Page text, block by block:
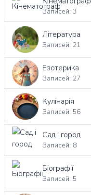
Записей: 3
Література
Записей: 21
Езотерика
Записей: 27
Кулінарія
Записей: 56
Сад і город
Записей: 8
Біографії
Записей: 5